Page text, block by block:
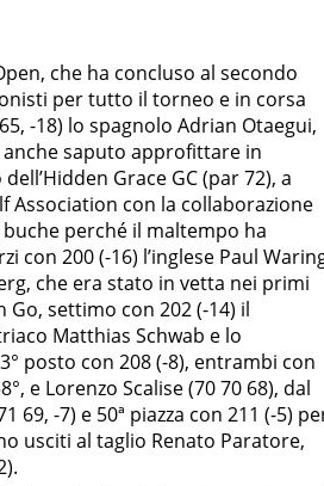
che ha concluso al secondo
per tutto il torneo e in corsa
-18) lo spagnolo Adrian Otaegui,
saputo approfittare in
Grace GC (par 72), a
Association con la collaborazione
perché il maltempo ha
200 (-16) l’inglese Paul
che era stato in vetta nei primi
Go, settimo con 202 (-14) il
Matthias Schwab e lo
posto con 208 (-8), entrambi con
e Lorenzo Scalise (70 70 68), dal
69, -7) e 50ª piazza con 211 (-5)
usciti al taglio Renato Paratore,